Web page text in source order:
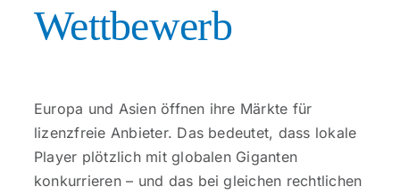
Wettbewerb
Europa und Asien öffnen ihre Märkte für
lizenzfreie Anbieter. Das bedeutet, dass lokale
Player plötzlich mit globalen Giganten
konkurrieren – und das bei gleichen rechtlichen